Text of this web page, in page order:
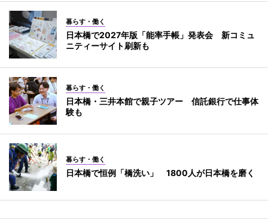
暮らす・働く
日本橋で2027年版「能率手帳」発表会 新コミュ
ニティーサイト刷新も
暮らす・働く
日本橋・三井本館で親子ツアー 信託銀行で仕事体
験も
暮らす・働く
日本橋で恒例「橋洗い」 1800人が日本橋を磨く